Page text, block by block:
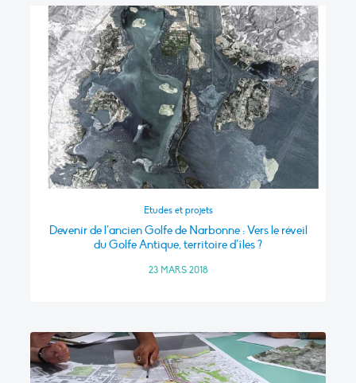
Etudes et projets
Devenir de l’ancien Golfe de Narbonne : Vers le réveil
du Golfe Antique, territoire d’îles ?
23 MARS 2018